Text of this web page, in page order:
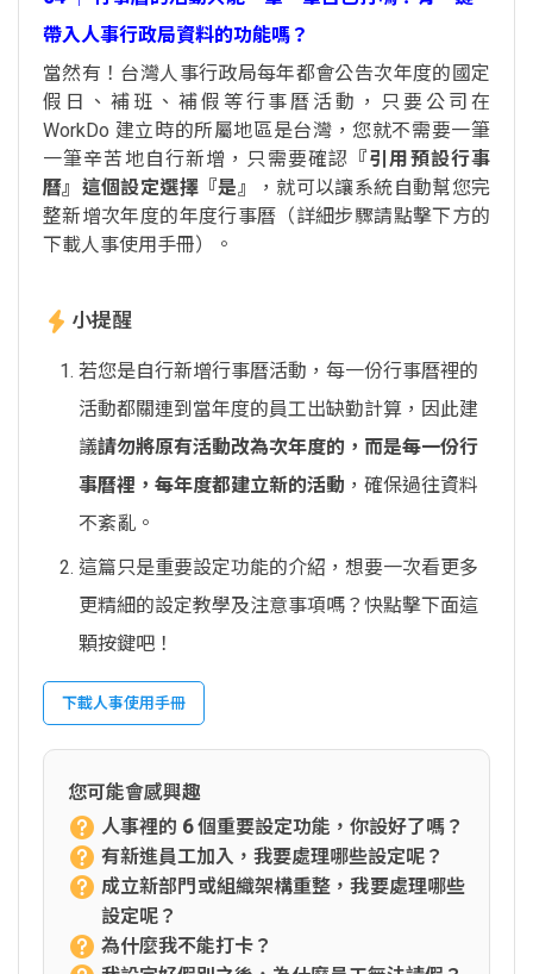
帶入人事行政局資料的功能嗎？
當然有！台灣人事行政局每年都會公告次年度的國定
假日、補班、補假等行事曆活動，只要公司在
WorkDo 建立時的所屬地區是台灣，您就不需要一筆
一筆辛苦地自行新增，只需要確認 『引用預設行事
曆』這個設定選擇『是』
，就可以讓系統自動幫您完
整新增次年度的年度行事曆（詳細步驟請點擊下方的
下載人事使用手冊）。
小提醒
若您是自行新增行事曆活動，每一份行事曆裡的
活動都關連到當年度的員工出缺勤計算，因此建
議請勿將原有活動改為次年度的，而是每一份行
事曆裡，每年度都建立新的活動 ，確保過往資料
不紊亂。
這篇只是重要設定功能的介紹，想要一次看更多
更精細的設定教學及注意事項嗎？快點擊下面這
顆按鍵吧！
下載人事使用手冊
您可能會感興趣
人事裡的 6 個重要設定功能，你設好了嗎？
有新進員工加入，我要處理哪些設定呢？
成立新部門或組織架構重整，我要處理哪些
設定呢？
為什麼我不能打卡？